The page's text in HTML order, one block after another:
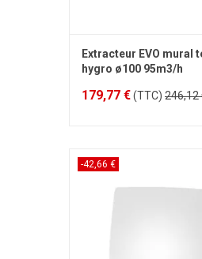
Extracteur EVO mural
hygro ø100 95m3/h
179,77 €(TTC) 246,12
-42,66 €